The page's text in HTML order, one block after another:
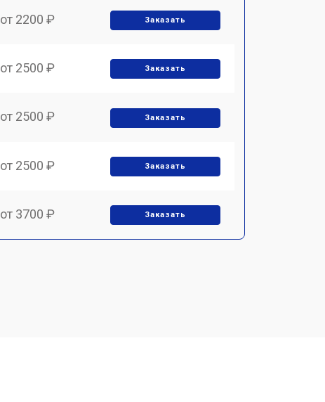
от 2200 ₽ Заказать
от 2500 ₽ Заказать
от 2500 ₽ Заказать
от 2500 ₽ Заказать
от 3700 ₽ Заказать